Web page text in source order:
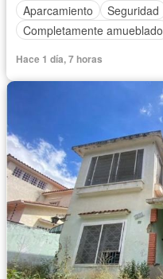
Aparcamiento
Seguridad
Completamente amueblado
Hace 1 día, 7 horas